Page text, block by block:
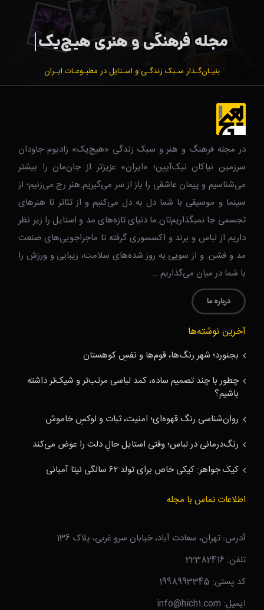
بنیـان‌گـذار سـبک زندگـی و اسـتایل در مطبـوعـات ایـران
در مجله فرهنگ و هنر و سبک زندگی‌ «هیچ‌یک» زادبوم جاودان
سرزمین نیاکان نیک‌‌‌آیین؛ «ایران» عزیزتر از جان‌مان را بیشتر
می‌شناسیم و پیمان عاشقی را باز از سر می‌گیریم.هنر رج می‌زنیم؛ از
سینما و موسیقی با شما دل به دل می‌کنیم و از تئاتر تا هنرهای
تجسمی جا نمیگذاریم‌تان.ما دنیای تازه‌های مد و استایل را زیر نظر
داریم از لباس و برند و اکسسوری گرفته تا ماجراجویی‌های صنعت
مد و فشن. و از سویی به روز شده‌های سلامت، زیبایی و ورزش را
با شما در میان می‌گذاریم …
درباره ما
آخرین نوشته‌ها
بجنورد؛ شهر رنگ‌ها، قوم‌ها و نفسِ کوهستان
چطور با چند تصمیم ساده، کمد لباسی مرتب‌تر و شیک‌تر داشته
باشیم؟
روان‌شناسی رنگ قهوه‌ای؛ امنیت، ثبات و لوکسِ خاموش
رنگ‌درمانی در لباس؛ وقتی استایل حالِ دلت را عوض می‌کند
کیک جواهر: کیکی خاص برای تولد ۶۲ سالگی نیتا آمبانی
اطلاعات تماس با مجله
آدرس: تهران، سعادت آباد، خیابان سرو غربی، پلاک 136
تلفن: 22382416
کد پستی: 1998993345
ایمیل: info@hich1.com